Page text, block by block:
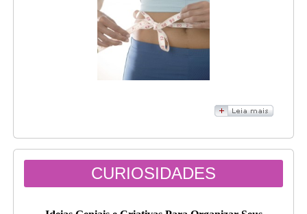
CURIOSIDADES